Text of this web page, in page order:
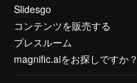
Slidesgo
コンテンツを販売する
プレスルーム
magnific.aiをお探しですか？